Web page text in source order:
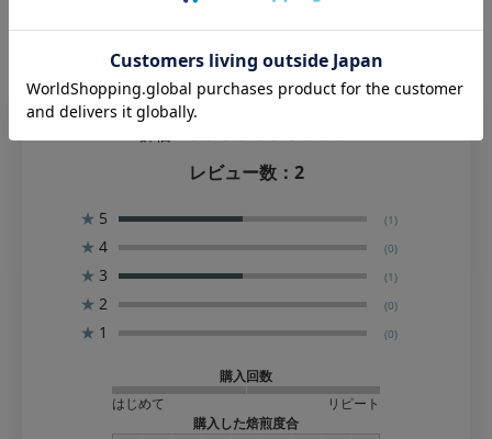
レビュー数： 2
★ 5 (1)
★ 4 (0)
★ 3 (1)
★ 2 (0)
★ 1 (0)
購入回数
はじめて
リピート
購入した焙煎度合